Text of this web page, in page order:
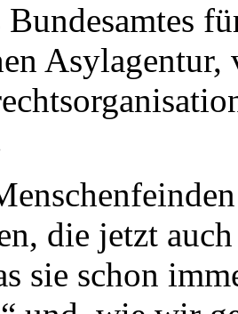
Bundesamtes
Asylagentur,
die jetzt
sie schon